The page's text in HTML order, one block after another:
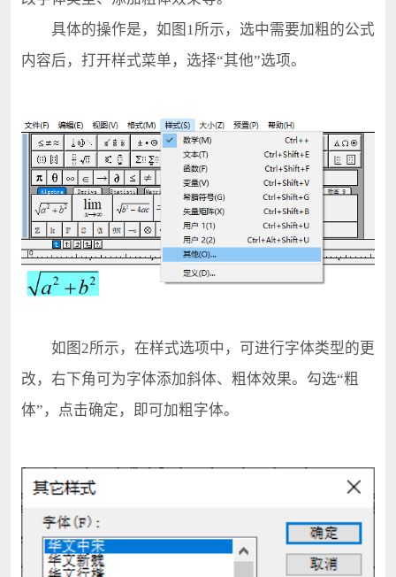
具体的操作是，如图1所示，选中需要加粗的公式
内容后，打开样式菜单，选择“其他”选项。
如图2所示，在样式选项中，可进行字体类型的更
改，右下角可为字体添加斜体、粗体效果。勾选“粗
体”，点击确定，即可加粗字体。